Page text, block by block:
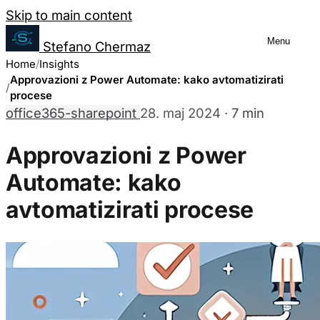
Salta al contenuto
Skip to main content
Stefano Chermaz
Menu
Home Insights
Approvazioni z Power Automate: kako avtomatizirati
procese
office365-sharepoint 28. maj 2024 · 7 min
Approvazioni z Power
Automate: kako
avtomatizirati procese
Upravljanje nastavitev piškotkov
Lahko izberete, ali omogočiti ali
strani.
Potrebni piškotki
Vedno omogočeno
Ti piškotki so bistveni za delovanje spletne strani in jih
nastavijo le kot odziv na vaša dejanja, ki predstavljajo
Analitični piškotki